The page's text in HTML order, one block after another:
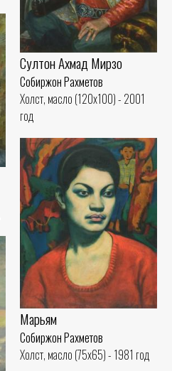
Султон Ахмад Мирзо
Собиржон Рахметов
Холст, масло (120x100) - 2001
год
Марьям
Собиржон Рахметов
Холст, масло (75x65) - 1981 год